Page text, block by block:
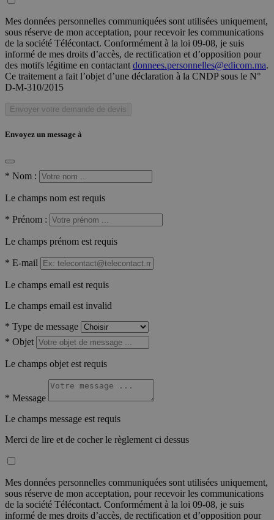
Mes données personnelles communiquées sont utilisées uniquement,
sous réserve de mon acceptation, pour recevoir les communications
de la société Télécontact. Conformément à la loi 09-08, je suis
informé de mes droits d’accès, de rectification et d’opposition pour
des motifs légitime en contactant donnees.personnelles@edicom.ma.
Ce traitement a fait l’objet d’une déclaration à la CNDP sous le N°
D-M-310/2015
Envoyer votre demande de devis
Envoyez un message à
* Nom :
Le champs nom est requis
* Prénom :
Le champs prénom est requis
* E-mail
Le champs email est requis
Le champs email est invalid
* Type de message
* Objet
Le champs objet est requis
* Message
Le champs message est requis
Merci de lire et de cocher le règlement ci dessus
Mes données personnelles communiquées sont utilisées uniquement,
sous réserve de mon acceptation, pour recevoir les communications
de la société Télécontact. Conformément à la loi 09-08, je suis
informé de mes droits d’accès, de rectification et d’opposition pour